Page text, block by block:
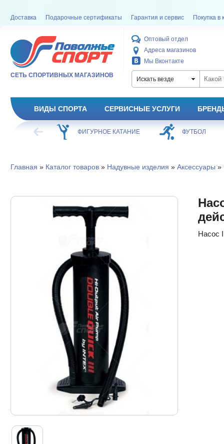
Доставка Подарочные сертификаты Гарантия и сервис Покупка в
СЕТЬ СПОРТИВНЫХ МАГАЗИНОВ
Оптовый отдел
Адреса магазинов
Мы Вконтакте
Искать везде
ВИДЫ СПОРТА СЕРВИСНЫЕ УСЛУГИ
ХОККЕЙ ФИГУРНОЕ КАТАНИЕ ФУТБОЛ
Главная » Каталог товаров» Надувные изделия » Аксессуары »
Насос